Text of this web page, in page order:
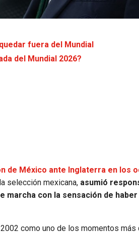
fuera del Mundial
del Mundial 2026?
de México ante Inglaterra en los
selección mexicana, asumió
con la sensación de
como uno de los momentos